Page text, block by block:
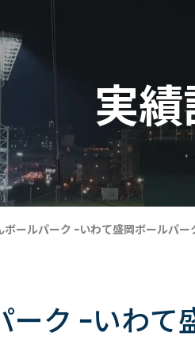
実
ボールパーク ｰいわて盛岡ボールパー
ーク ｰいわて